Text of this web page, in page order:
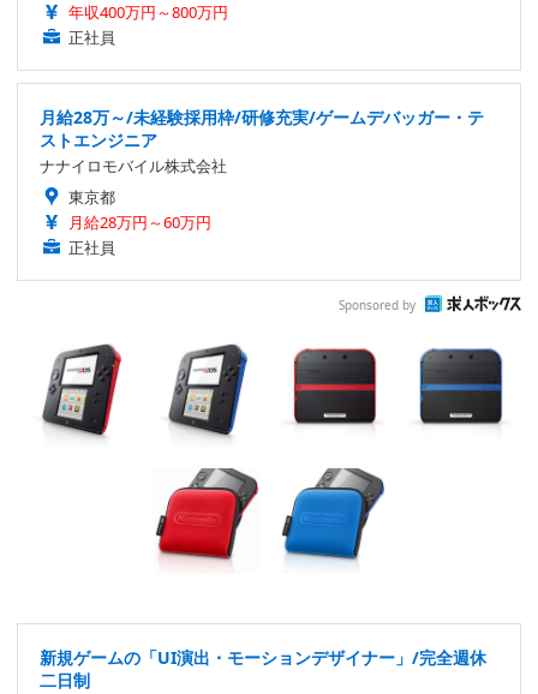
年収400万円～800万円
正社員
月給28万～/未経験採用枠/研修充実/ゲームデバッガー・テ
ストエンジニア
ナナイロモバイル株式会社
東京都
月給28万円～60万円
正社員
Sponsored by
新規ゲームの「UI演出・モーションデザイナー」/完全週休
二日制